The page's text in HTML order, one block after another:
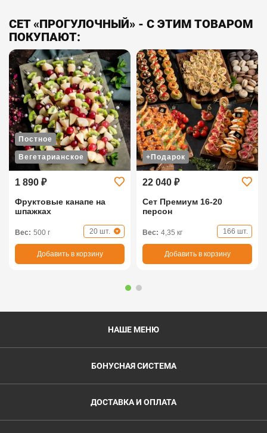
СЕТ «ПРОГУЛОЧНЫЙ» - С ЭТИМ ТОВАРОМ
ПОКУПАЮТ:
Вегетарианское
Постное
1 890 ₽
Фруктовые канапе на
шпажках
Вес: 500 г 20 шт.
Добавить в корзину
+Подарок
22 040 ₽
Сет Премиум 16-20
персон
Вес: 4,35 кг 166 шт.
Добавить в корзину
НАШЕ МЕНЮ
БОНУСНАЯ СИСТЕМА
ДОСТАВКА И ОПЛАТА